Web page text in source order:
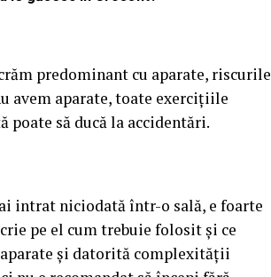
predominant cu aparate, riscurile
avem aparate, toate exercițiile
poate să ducă la accidentări.
intrat niciodată într-o sală, e foarte
pe el cum trebuie folosit și ce
aparate și datorită complexității